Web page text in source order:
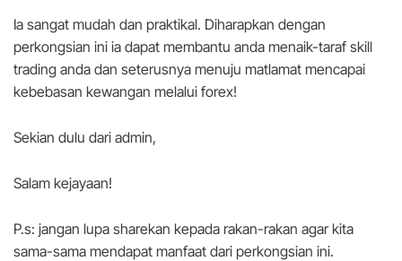
Ia sangat mudah dan praktikal. Diharapkan dengan
perkongsian ini ia dapat membantu anda menaik-taraf skill
trading anda dan seterusnya menuju matlamat mencapai
kebebasan kewangan melalui forex!
Sekian dulu dari admin,
Salam kejayaan!
P.s: jangan lupa sharekan kepada rakan-rakan agar kita
sama-sama mendapat manfaat dari perkongsian ini.